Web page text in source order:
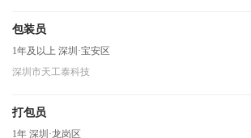
包装员
1年及以上 深圳·宝安区
深圳市天工泰科技
打包员
1年 深圳·龙岗区